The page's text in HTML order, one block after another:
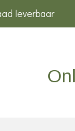
leverbaar